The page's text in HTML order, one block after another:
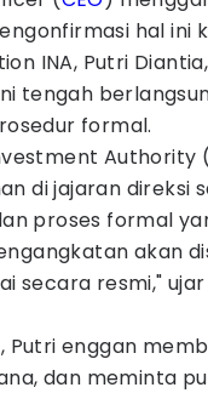
hal ini
INA, Putri
tengah
formal.
Authority
di jajaran direksi
proses formal
akan
secara resmi,"
Putri enggan
dan meminta